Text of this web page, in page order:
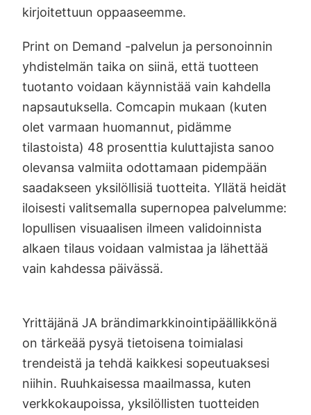
kirjoitettuun oppaaseemme.
Print on Demand -palvelun ja personoinnin
yhdistelmän taika on siinä, että tuotteen
tuotanto voidaan käynnistää vain kahdella
napsautuksella. Comcapin mukaan (kuten
olet varmaan huomannut, pidämme
tilastoista) 48 prosenttia kuluttajista sanoo
olevansa valmiita odottamaan pidempään
saadakseen yksilöllisiä tuotteita. Yllätä heidät
iloisesti valitsemalla supernopea palvelumme:
lopullisen visuaalisen ilmeen validoinnista
alkaen tilaus voidaan valmistaa ja lähettää
vain kahdessa päivässä.
Yrittäjänä JA brändimarkkinointipäällikkönä
on tärkeää pysyä tietoisena toimialasi
trendeistä ja tehdä kaikkesi sopeutuaksesi
niihin. Ruuhkaisessa maailmassa, kuten
verkkokaupoissa, yksilöllisten tuotteiden